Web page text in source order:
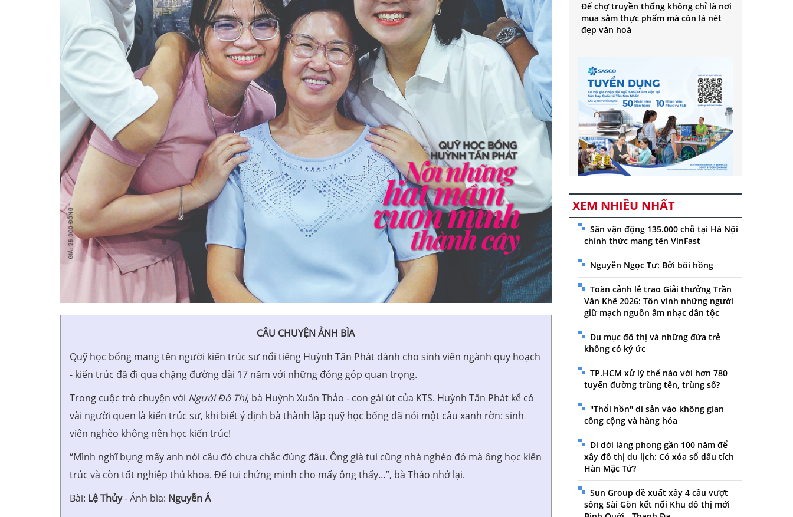
CÂU CHUYỆN ẢNH BÌA
Quỹ học bổng mang tên người kiến trúc sư nổi tiếng Huỳnh Tấn Phát dành cho sinh viên ngành quy hoạch
- kiến trúc đã đi qua chặng đường dài 17 năm với những đóng góp quan trọng.
Trong cuộc trò chuyện với Người Đô Thị, bà Huỳnh Xuân Thảo - con gái út của KTS. Huỳnh Tấn Phát kể có
vài người quen là kiến trúc sư, khi biết ý định bà thành lập quỹ học bổng đã nói một câu xanh rờn: sinh
viên nghèo không nên học kiến trúc!
“Mình nghĩ bụng mấy anh nói câu đó chưa chắc đúng đâu. Ông già tui cũng nhà nghèo đó mà ông học kiến
trúc và còn tốt nghiệp thủ khoa. Để tui chứng minh cho mấy ông thấy…”, bà Thảo nhớ lại.
Bài: Lệ Thủy- Ảnh bìa: Nguyễn Á
Để chợ truyền thống không chỉ là nơi
mua sắm thực phẩm mà còn là nét
đẹp văn hoá
XEM NHIỀU NHẤT
Sân vận động 135.000 chỗ tại Hà Nội
chính thức mang tên VinFast
Nguyễn Ngọc Tư: Bởi bôi hồng
Toàn cảnh lễ trao Giải thưởng Trần
Văn Khê 2026: Tôn vinh những người
giữ mạch nguồn âm nhạc dân tộc
Du mục đô thị và những đứa trẻ
không có ký ức
TP.HCM xử lý thế nào với hơn 780
tuyến đường trùng tên, trùng số?
"Thổi hồn" di sản vào không gian
công cộng và hàng hóa
Di dời làng phong gần 100 năm để
xây đô thị du lịch: Có xóa sổ dấu tích
Hàn Mặc Tử?
Sun Group đề xuất xây 4 cầu vượt
sông Sài Gòn kết nối Khu đô thị mới